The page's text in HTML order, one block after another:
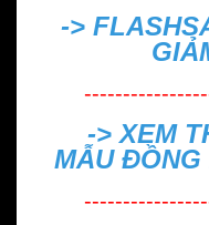
->
-> XEM
MẪU ĐỒNG